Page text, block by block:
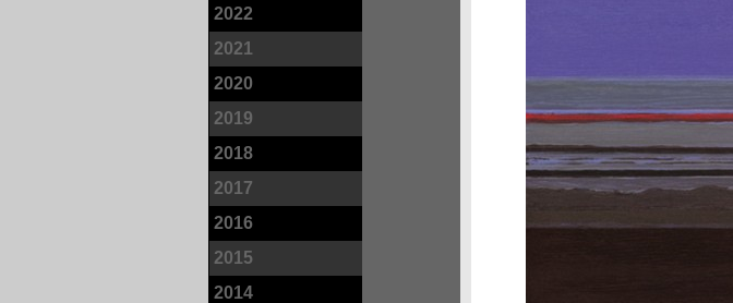
2022
2021
2020
2019
2018
2017
2016
2015
2014